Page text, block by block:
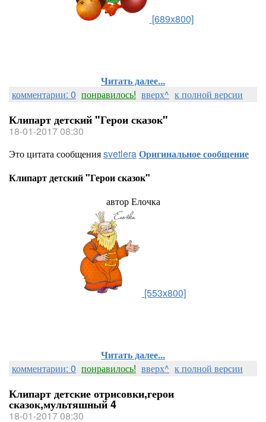
[689x800]
Читать далее...
комментарии: 0 понравилось! вверх^ к полной версии
Клипарт детский "Герои сказок"
18-01-2017 08:30
Это цитата сообщенияsvetleraОригинальное сообщение
Клипарт детский "Герои сказок"
автор Елочка
[553x800]
Читать далее...
комментарии: 0 понравилось! вверх^ к полной версии
Клипарт детские отрисовки,герои
сказок,мультяшный 4
18-01-2017 08:30